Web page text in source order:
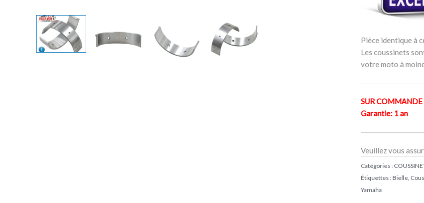
Pièce identique à
Les coussinets
votre moto à
SUR
Garantie: 1 an
Veuillez vous
Catégories :
Étiquettes :Bielle
Yamaha